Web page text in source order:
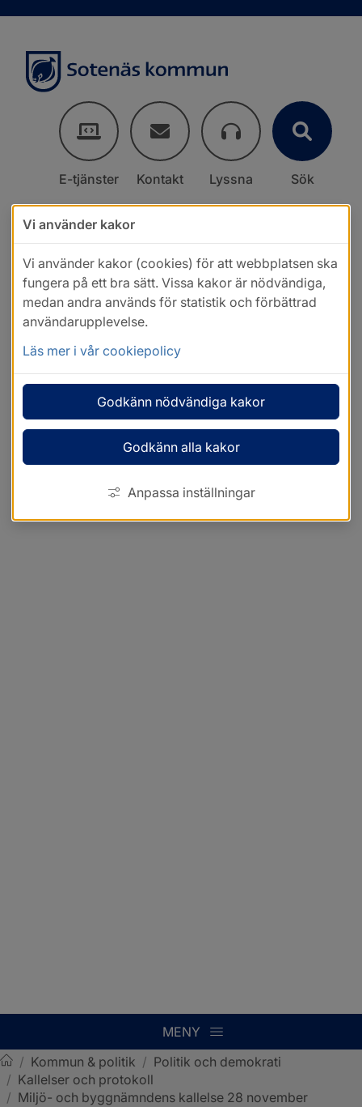
E-tjänster Kontakt Lyssna Sök
MENY
Sotenäs kommun
/ Kommun & politik / Politik och demokrati
/ Kallelser och protokoll
/ Miljö- och byggnämndens kallelse 28 november
Vi använder kakor
Vi använder kakor (cookies) för att webbplatsen ska
fungera på ett bra sätt. Vissa kakor är nödvändiga,
medan andra används för statistik och förbättrad
användarupplevelse.
Läs mer i vår cookiepolicy
Godkänn nödvändiga kakor
Godkänn alla kakor
Anpassa inställningar